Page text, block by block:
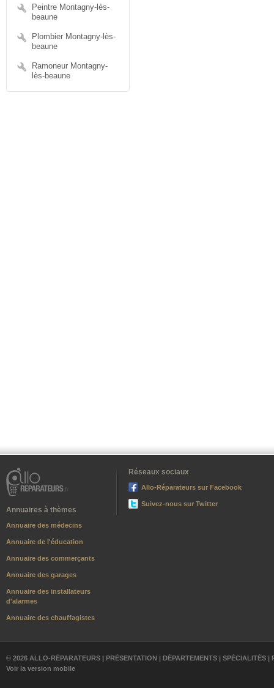
Peintre Montagny-lès-
beaune
Plombier Montagny-lès-
beaune
Ramoneur Montagny-
lès-beaune
Annuaires à thèmes
Annuaire des médecins
Annuaire de l'éducation
Annuaire des commerçants
Annuaire des garages
Annuaire des installateurs
d'alarmes
Annuaire des chauffagistes
Réseaux sociaux
Allo-Réparateurs sur Facebook
Suivez-nous sur Twitter
© 2026 ALLO-RÉPARATEURS | PRÉSENTATION | DÉPARTEMENTS | SPÉCIALITÉS |
Voir la version mobile